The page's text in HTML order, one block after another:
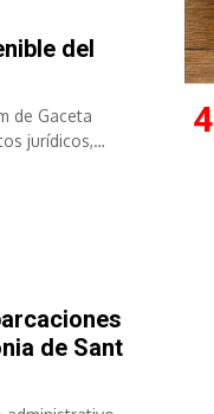
del
de Gaceta
jurídicos,
de Sant